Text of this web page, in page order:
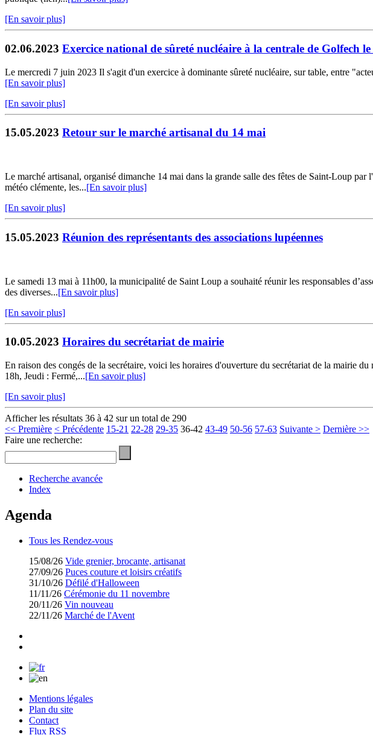
[En savoir plus]
02.06.2023 Exercice national de sûreté nucléaire à la centrale de Golfech
Le mercredi 7 juin 2023 Il s'agit d'un exercice à dominante sûreté nucléaire, sur table, entre
[En savoir plus]
[En savoir plus]
15.05.2023 Retour sur le marché artisanal du 14 mai
Le marché artisanal, organisé dimanche 14 mai dans la grande salle des fêtes de Saint-Loup
météo clémente, les...[En savoir plus]
[En savoir plus]
15.05.2023 Réunion des représentants des associations lupéennes
Le samedi 13 mai à 11h00, la municipalité de Saint Loup a souhaité réunir les responsables
des diverses...[En savoir plus]
[En savoir plus]
10.05.2023 Horaires du secrétariat de mairie
En raison des congés de la secrétaire, voici les horaires d'ouverture du secrétariat de la mairie
18h, Jeudi : Fermé,...[En savoir plus]
[En savoir plus]
Afficher les résultats 36 à 42 sur un total de 290
<< Première < Précédente 15-21 22-28 29-35 36-42 43-49 50-56 57-63 Suivante > Dernière >>
Faire une recherche:
Recherche avancée
Index
Agenda
Tous les Rendez-vous
15/08/26 Vide grenier, brocante, artisanat
27/09/26 Puces couture et loisirs créatifs
31/10/26 Défilé d'Halloween
11/11/26 Cérémonie du 11 novembre
20/11/26 Vin nouveau
22/11/26 Marché de l'Avent
Mentions légales
Plan du site
Contact
Flux RSS